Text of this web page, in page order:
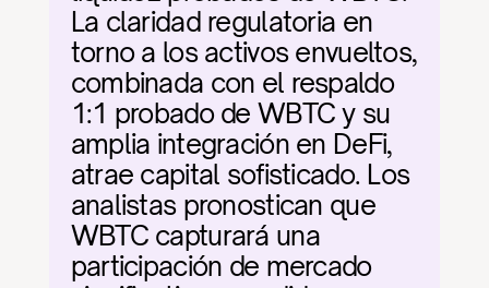
La claridad regulatoria en
torno a los activos envueltos,
combinada con el respaldo
1:1 probado de WBTC y su
amplia integración en DeFi,
atrae capital sofisticado. Los
analistas pronostican que
WBTC capturará una
participación de mercado